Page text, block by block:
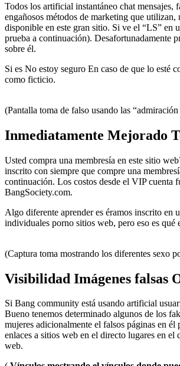
Todos los artificial instantáneo chat mensajes,
engañosos métodos de marketing que
disponible en este gran sitio. Si ve el “LS” en
prueba a continuación). Desafortunadamente
sobre él.
Si es No estoy seguro En caso de que lo esté
como ficticio.
(Pantalla toma de falso usando las
Inmediatamente Mejorado
Usted compra una membresía en este sitio
inscrito con siempre que compre una
continuación. Los costos desde el VIP cuenta
BangSociety.com.
Algo diferente aprender es éramos inscrito en
individuales porno sitios web, pero eso es qué
(Captura toma mostrando los diferentes sexo
Visibilidad Imágenes falsas
Si Bang community está usando artificial
Bueno tenemos determinado algunos de los
mujeres adicionalmente el falsos páginas en
enlaces a sitios web en el directo lugares en
web.